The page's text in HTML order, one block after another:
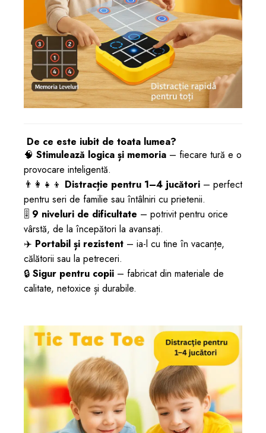
De ce este iubit de toata lumea?
🧠 Stimulează logica și memoria – fiecare tură e o
provocare inteligentă.
👨‍👩‍👧‍👦 Distracție pentru 1–4 jucători – perfect
pentru seri de familie sau întâlniri cu prietenii.
🎚️ 9 niveluri de dificultate – potrivit pentru orice
vârstă, de la începători la avansați.
✈️ Portabil și rezistent – ia-l cu tine în vacanțe,
călătorii sau la petreceri.
🔒 Sigur pentru copii – fabricat din materiale de
calitate, netoxice și durabile.